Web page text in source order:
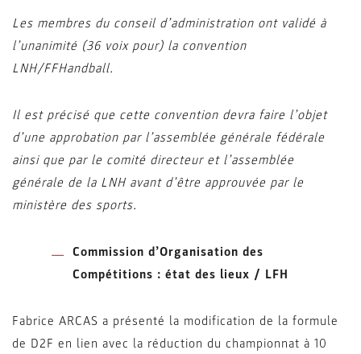
Les membres du conseil d’administration ont validé à
l’unanimité (36 voix pour) la convention
LNH/FFHandball.
Il est précisé que cette convention devra faire l’objet
d’une approbation par l’assemblée générale fédérale
ainsi que par le comité directeur et l’assemblée
générale de la LNH avant d’être approuvée par le
ministère des sports.
Commission d’Organisation des
Compétitions : état des lieux / LFH
Fabrice ARCAS a présenté la modification de la formule
de D2F en lien avec la réduction du championnat à 10